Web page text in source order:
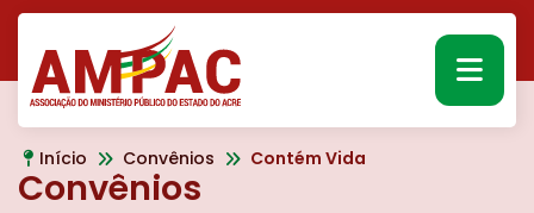
Convênios
Início Convênios Contém Vida